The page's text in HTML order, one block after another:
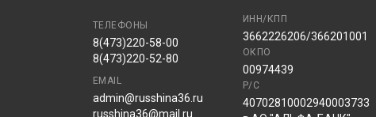
ТЕЛЕФОНЫ
8(473)220-58-00
8(473)220-52-80
EMAIL
admin@russhina36.ru
russhina36@mail.ru
ИНН/КПП
3662226206/366201001
ОКПО
00974439
Р/С
40702810002940003733